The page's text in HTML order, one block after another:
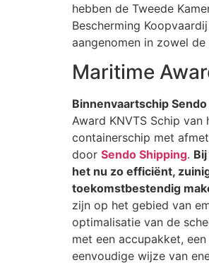
hebben de Tweede
Bescherming
aangenomen in zowel de
Maritime
Binnenvaartschip
Award KNVTS Schip
containerschip met
door Sendo Shipping.
het nu zo efficiënt,
toekomstbestendig
zijn op het gebied van
optimalisatie van de
met een accupakket,
eenvoudige wijze van